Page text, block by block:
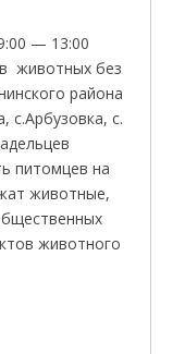
— 13:00
животных без
района
с.Арбузовка, с.
питомцев на
животные,
животного